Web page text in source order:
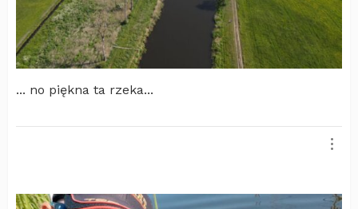
... no piękna ta rzeka...